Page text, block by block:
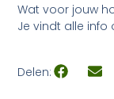
Wat voor jouw
Je vindt alle
Delen: